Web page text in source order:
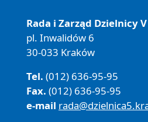
Rada i Zarząd Dzielnicy
pl. Inwalidów 6
30-033 Kraków
Tel. (012) 636-95-95
Fax. (012) 636-95-95
e-mail